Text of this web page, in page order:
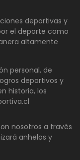
deportivas y
el deporte como
altamente
personal, de
deportivos y
historia, los
nosotros a través
anhelos y